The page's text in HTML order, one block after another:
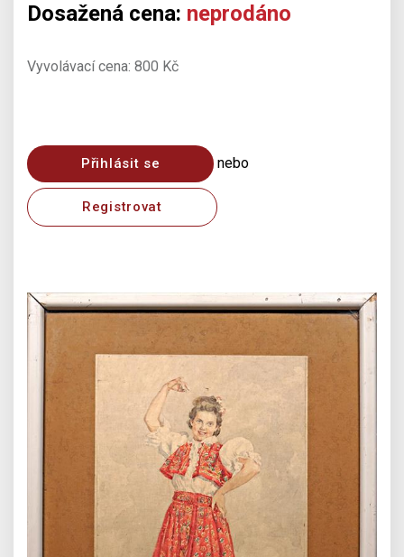
Dosažená cena: neprodáno
Vyvolávací cena: 800 Kč
Přihlásit se nebo
Registrovat